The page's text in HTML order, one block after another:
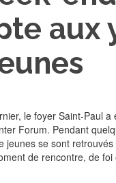
aux
le foyer Saint-Paul a
Forum. Pendant
jeunes se sont
de rencontre, de foi